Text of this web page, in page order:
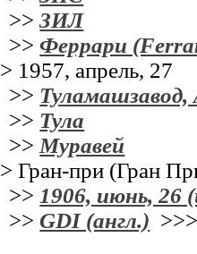
>>ЗИЛ
>>Феррари
> 1957, апрель, 27
>>
>> Тула
>> Муравей
> Гран-при (Гран
>> 1906, июнь, 26
>> GDI (англ.)